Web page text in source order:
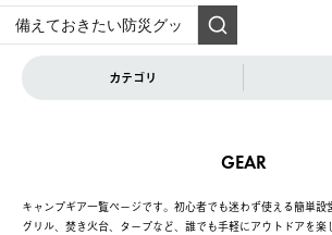
カテゴリ
GEAR
キャンプギア一覧ページです。初心者でも迷わず使える簡単
グリル、焚き火台、タープなど、誰でも手軽にアウトドアを